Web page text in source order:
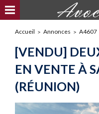
Accueil Annonces A4607
[VENDU]
EN VENTE À
(RÉUNION)